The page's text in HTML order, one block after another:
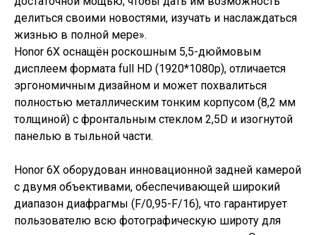
делиться своими новостями, изучать и наслаждаться
жизнью в полной мере».
Honor 6X оснащён роскошным 5,5-дюймовым
дисплеем формата full HD (1920*1080p), отличается
эргономичным дизайном и может похвалиться
полностью металлическим тонким корпусом (8,2 мм
толщиной) с фронтальным стеклом 2,5D и изогнутой
панелью в тыльной части.
Honor 6X оборудован инновационной задней камерой
с двумя объективами, обеспечивающей широкий
диапазон диафрагмы (F/0,95-F/16), что гарантирует
пользователю всю фотографическую широту для